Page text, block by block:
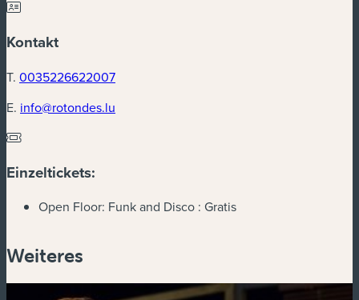
Kontakt
T. 0035226622007
E. info@rotondes.lu
Einzeltickets:
Open Floor: Funk and Disco : Gratis
Weiteres